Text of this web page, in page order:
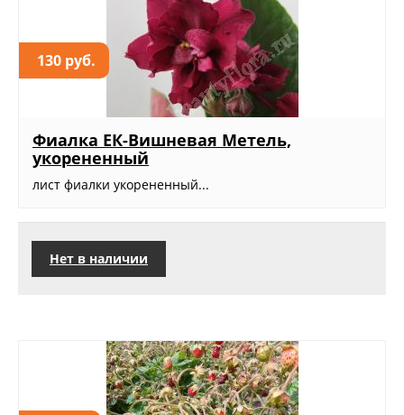
130 руб.
Фиалка ЕК-Вишневая Метель,
укорененный
лист фиалки укорененный...
Нет в наличии